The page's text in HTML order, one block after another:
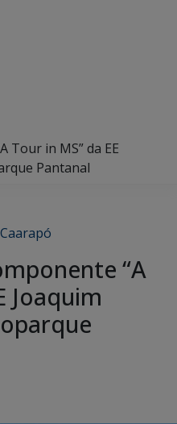
Tour in MS” da EE
Pantanal
Caarapó
“A
Joaquim